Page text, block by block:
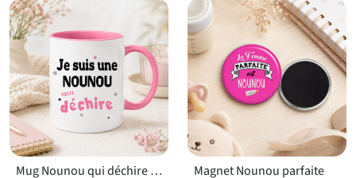
Mug Nounou qui déchire - Cadeau rigolo nounou
Magnet Nounou parfaite